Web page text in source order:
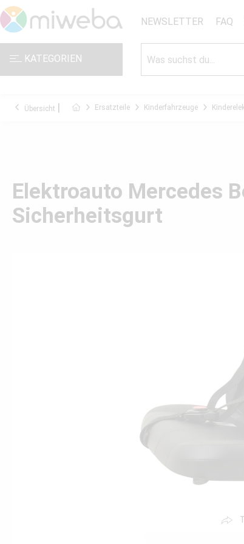
NEWSLETTER FAQ
KATEGORIEN
Übersicht Ersatzteile Kinderfahrzeuge
Elektroauto Mercedes
Sicherheitsgurt